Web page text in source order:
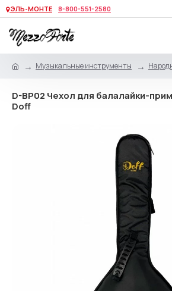
ЭЛЬ-МОНТЕ 8-800-551-2580
Музыкальные инструменты
D-BP02 Чехол для балалайки-
Doff